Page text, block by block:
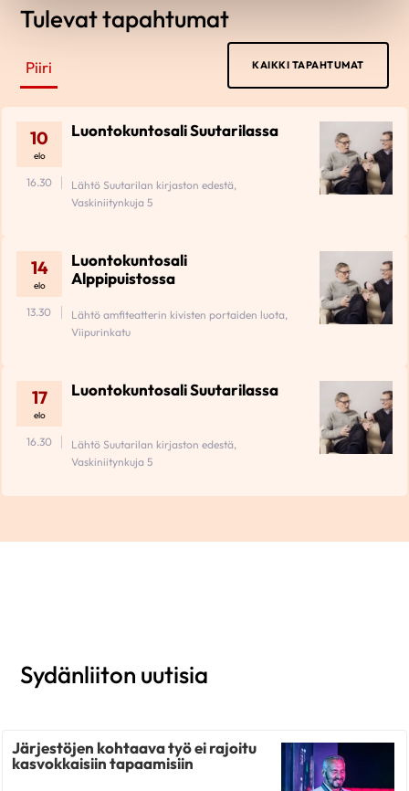
Tulevat tapahtumat
Piiri KAIKKI TAPAHTUMAT
10
elo
Luontokuntosali Suutarilassa
16.30
Lähtö Suutarilan kirjaston edestä,
Vaskiniitynkuja 5
14
elo
Luontokuntosali
Alppipuistossa
13.30
Lähtö amfiteatterin kivisten portaiden luota,
Viipurinkatu
17
elo
Luontokuntosali Suutarilassa
16.30
Lähtö Suutarilan kirjaston edestä,
Vaskiniitynkuja 5
Sydänliiton uutisia
Järjestöjen kohtaava työ ei rajoitu
kasvokkaisiin tapaamisiin